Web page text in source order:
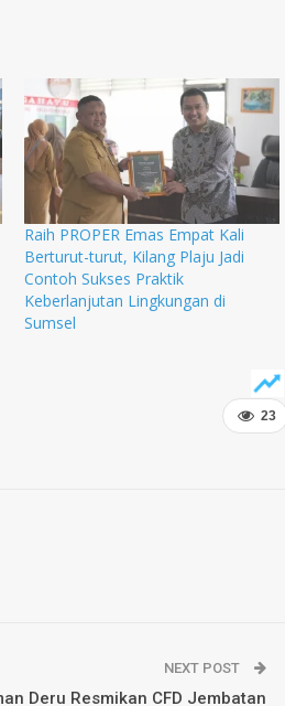
Raih PROPER Emas Empat Kali
Berturut-turut, Kilang Plaju Jadi
Contoh Sukses Praktik
Keberlanjutan Lingkungan di
Sumsel
23
NEXT POST
Deru Resmikan CFD Jembatan